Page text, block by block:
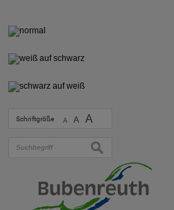
Schriftgröße A A A
suchen